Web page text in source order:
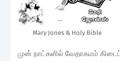
Mary Jones & Holy Bible
முன் நாட்களில் வேதாகமம்